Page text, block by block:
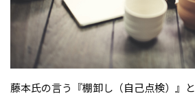
藤本氏の言う『棚卸し（自己点検）』